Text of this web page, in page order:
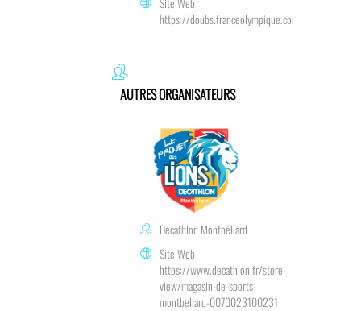
https://doubs.franceolympique.com/
AUTRES ORGANISATEURS
Décathlon Montbéliard
Site Web
https://www.decathlon.fr/store-
view/magasin-de-sports-
montbeliard-0070023100231